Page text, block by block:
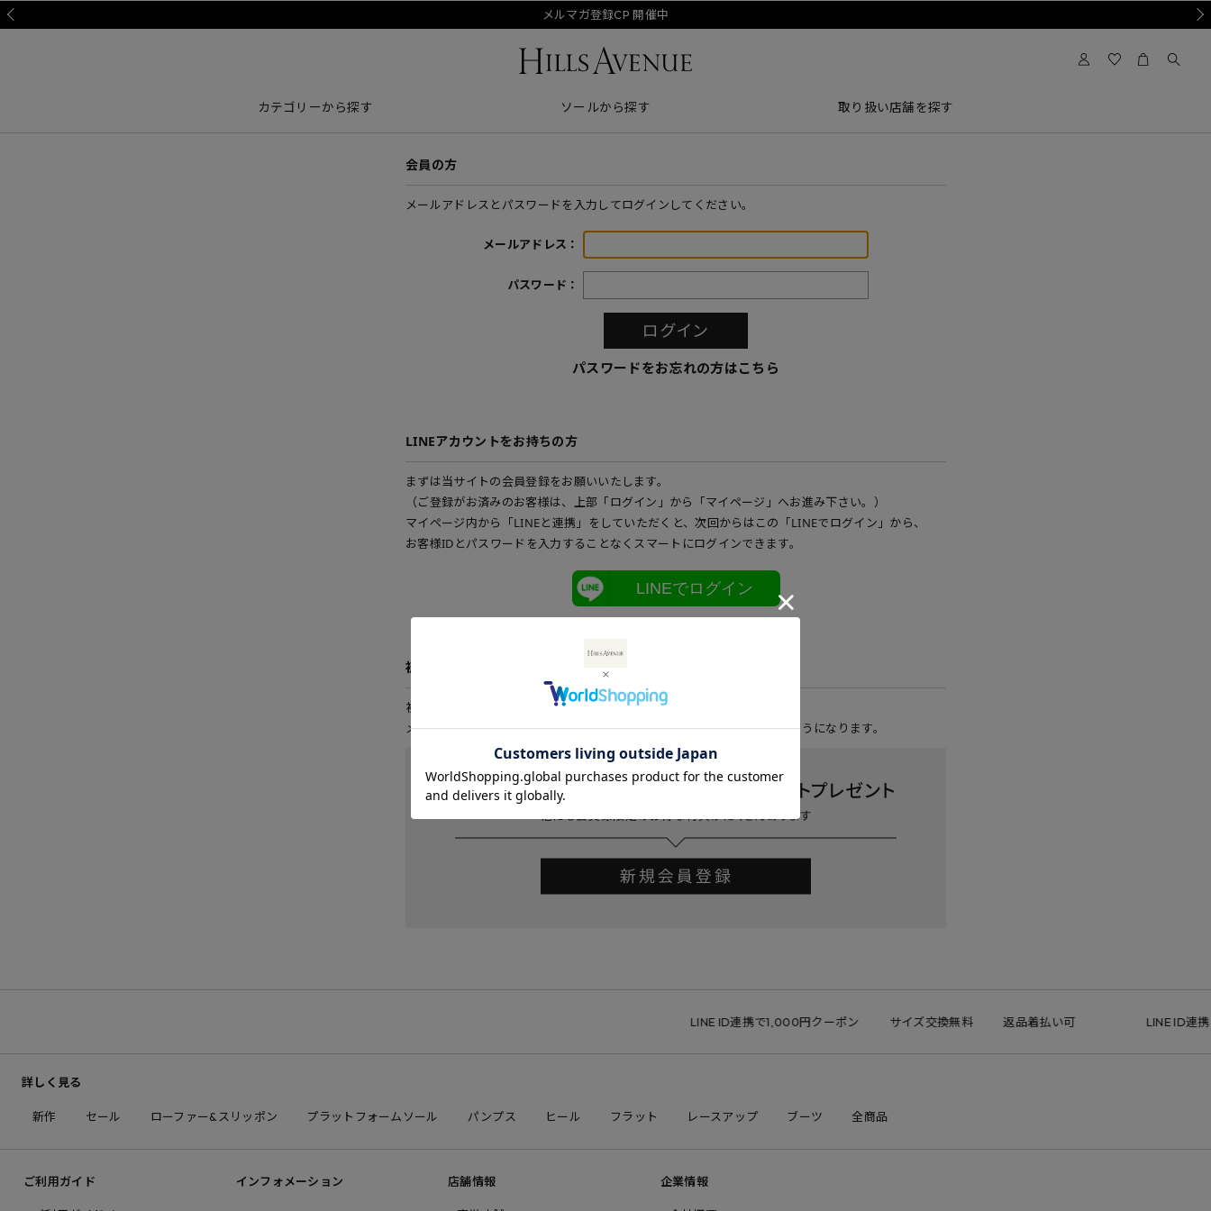
メルマガ登録CP 開催中
カテゴリーから探す ソールから探す 取り扱い店舗を探す
会員の方
メールアドレスとパスワードを入力してログインしてください。
メールアドレス：
パスワード：
パスワードをお忘れの方はこちら
LINEアカウントをお持ちの方
まずは当サイトの会員登録をお願いいたします。
（ご登録がお済みのお客様は、上部「ログイン」から「マイページ」へお進み下さい。）
マイページ内から「LINEと連携」をしていただくと、次回からはこの「LINEでログイン」から、
お客様IDとパスワードを入力することなくスマートにログインできます。
LINEでログイン
初めてご利用の方
初めてご利用のお客様は、こちらから会員登録を行って下さい。
メールアドレスとパスワードを登録しておくと便利にお買い物ができるようになります。
LINE ID連携で1,000円クーポン サイズ交換無料 返品着払い可 LINE ID連携で
詳しく見る
新作 セール ローファー&スリッポン プラットフォームソール パンプス ヒール フラット レースアップ ブーツ 全商品
ご利用ガイド インフォメーション 店舗情報 企業情報